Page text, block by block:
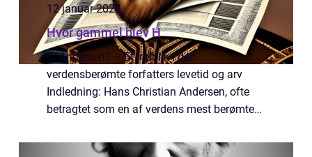
12 januar 2024
Hvor gammel blev H
C. Andersen? – Et indblik i den
verdensberømte forfatters levetid og arv
Indledning: Hans Christian Andersen, ofte
betragtet som en af verdens mest berømte
levede mellem 1805 og 1875. I denne artikel